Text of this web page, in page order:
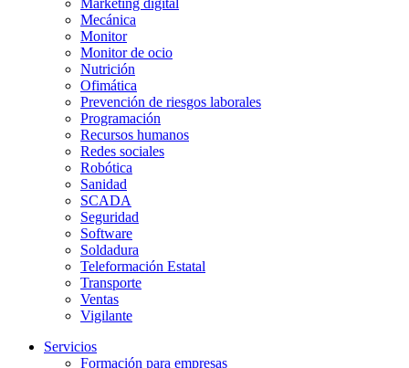
Marketing digital
Mecánica
Monitor
Monitor de ocio
Nutrición
Ofimática
Prevención de riesgos laborales
Programación
Recursos humanos
Redes sociales
Robótica
Sanidad
SCADA
Seguridad
Software
Soldadura
Teleformación Estatal
Transporte
Ventas
Vigilante
Servicios
Formación para empresas